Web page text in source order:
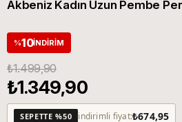
Akbeniz Kadın Uzun Pembe
%10İNDIRIM
₺1.499,90
₺1.349,90
SEPETTE %50 indirimli fiyat:₺674,95